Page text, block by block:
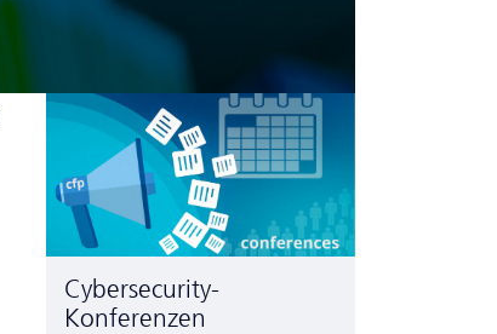
Cyber­security-
Konferenzen